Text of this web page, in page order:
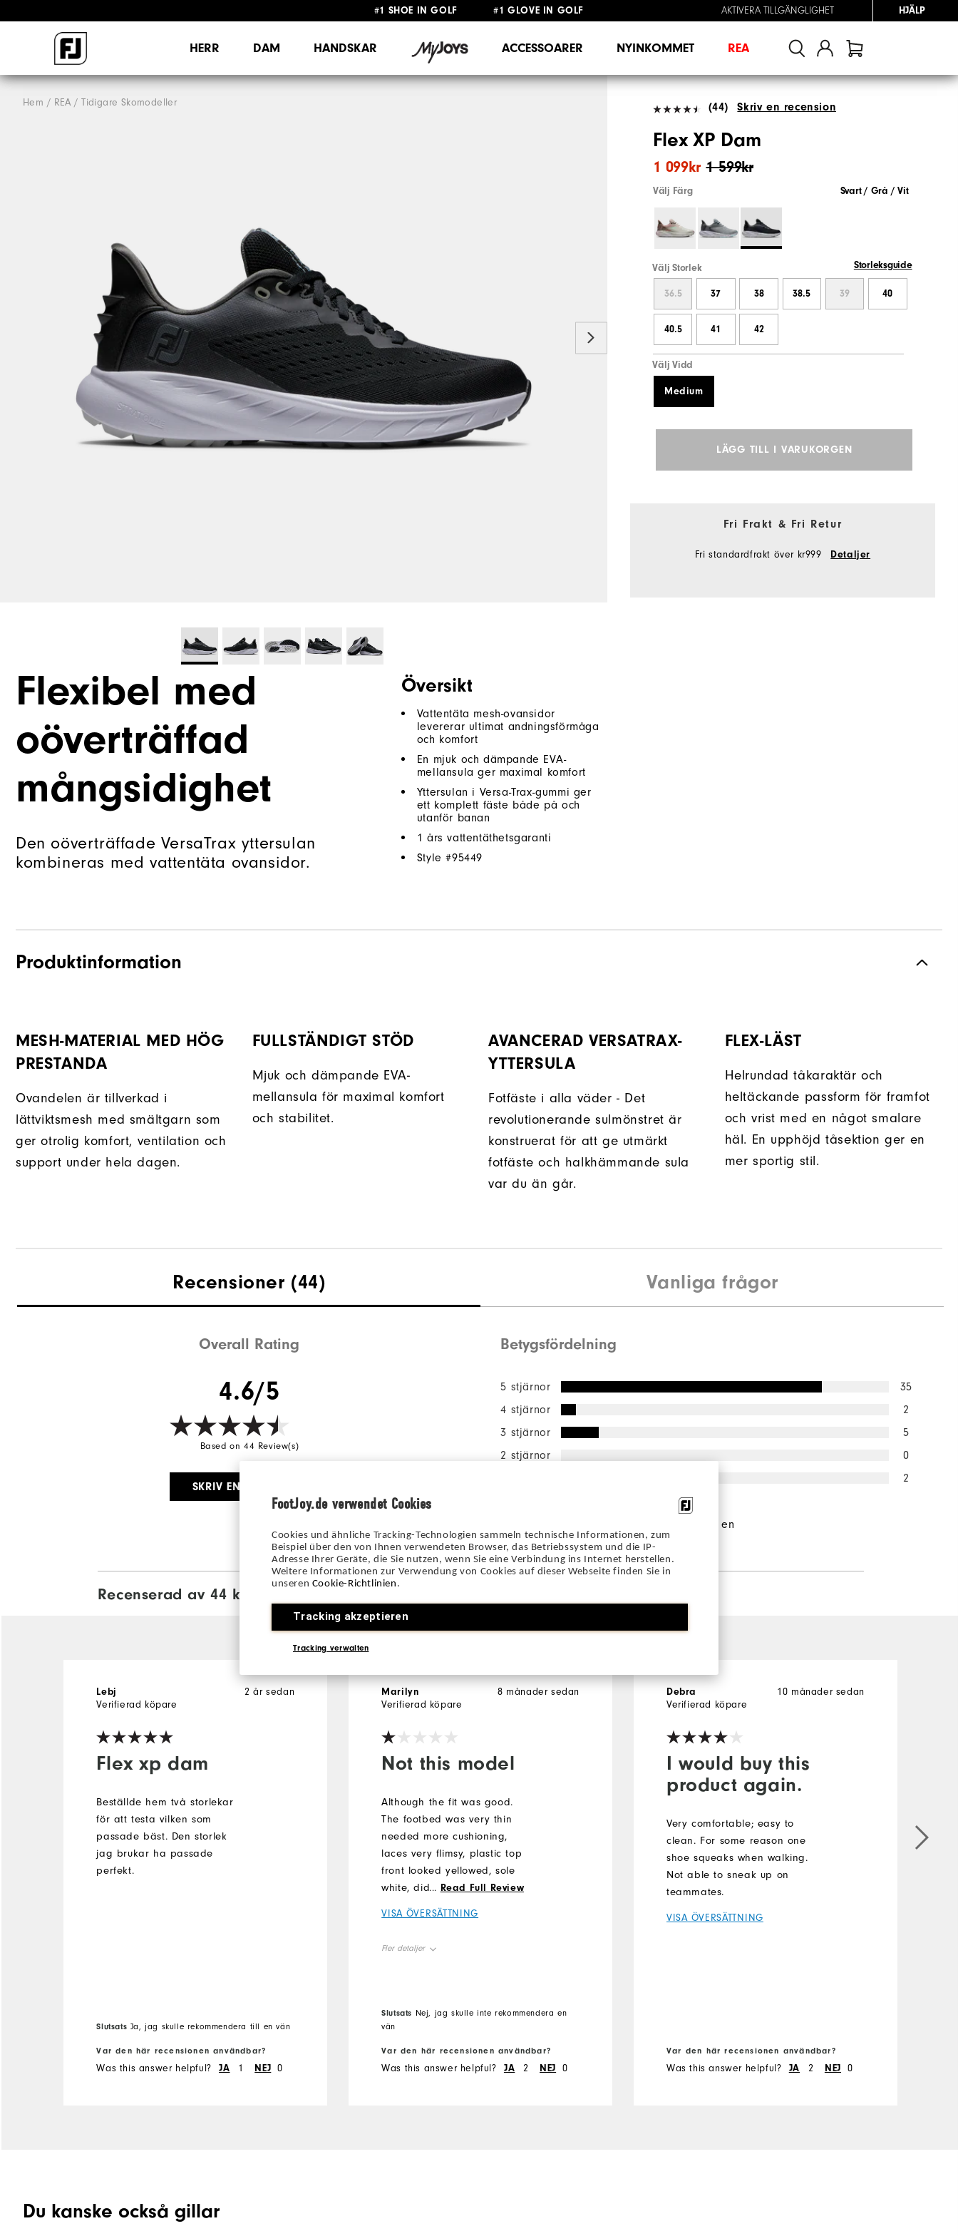
FootJoy.de verwendet Cookies
Cookies und ähnliche Tracking-Technologien sammeln technische Informationen, zum
Beispiel über den von Ihnen verwendeten Browser, das Betriebssystem und die IP-
Adresse Ihrer Geräte, die Sie nutzen, wenn Sie eine Verbindung ins Internet herstellen.
Weitere Informationen zur Verwendung von Cookies auf dieser Webseite finden Sie in
unseren Cookie-Richtlinien .
Tracking akzeptieren
Tracking verwalten
#1 SHOE IN GOLF #1 GLOVE IN GOLF
AKTIVERA TILLGÄNGLIGHET HJÄLP
HERR DAM HANDSKAR ACCESSOARER NYINKOMMET REA
Hem REA Tidigare Skomodeller (44) Skriv en recension
Flex XP Dam
1 599kr
1 099kr
Välj Färg Svart / Grå / Vit
Välj Storlek Storleksguide
36.5 37 38 38.5 39 40
40.5 41 42
Välj Vidd
Medium
LÄGG TILL I VARUKORGEN
Fri Frakt & Fri Retur
Fri standardfrakt över kr999 Detaljer
Flexibel med
oöverträffad
mångsidighet
Den oöverträffade VersaTrax yttersulan
kombineras med vattentäta ovansidor.
Översikt
Vattentäta mesh-ovansidor
levererar ultimat andningsförmåga
och komfort
En mjuk och dämpande EVA-
mellansula ger maximal komfort
Yttersulan i Versa-Trax-gummi ger
ett komplett fäste både på och
utanför banan
1 års vattentäthetsgaranti
Style #95449
Produktinformation
MESH-MATERIAL MED HÖG
PRESTANDA
Ovandelen är tillverkad i
lättviktsmesh med smältgarn som
ger otrolig komfort, ventilation och
support under hela dagen.
FULLSTÄNDIGT STÖD
Mjuk och dämpande EVA-
mellansula för maximal komfort
och stabilitet.
AVANCERAD VERSATRAX-
YTTERSULA
Fotfäste i alla väder - Det
revolutionerande sulmönstret är
konstruerat för att ge utmärkt
fotfäste och halkhämmande sula
var du än går.
FLEX-LÄST
Helrundad tåkaraktär och
heltäckande passform för framfot
och vrist med en något smalare
häl. En upphöjd tåsektion ger en
mer sportig stil.
Recensioner (44) Vanliga frågor
Overall Rating
4.6/5
Based on 44 Review(s)
SKRIV EN RECENSION
Betygsfördelning
5 stjärnor
35
4 stjärnor
2
3 stjärnor
5
2 stjärnor
0
2
av alla tillfrågade skulle
rekommendera detta för en
vän.
Recenserad av 44 kunder
Flex xp dam
2 år sedan
Lebj
Verifierad köpare
Beställde hem två storlekar
för att testa vilken som
passade bäst. Den storlek
jag brukar ha passade
perfekt.
Slutsats Ja, jag skulle rekommendera till en vän
Var den här recensionen användbar?
Was this answer helpful? JA 1 NEJ 0
Not this model
8 månader sedan
Marilyn
Verifierad köpare
Although the fit was good.
The footbed was very thin
needed more cushioning,
laces very flimsy, plastic top
front looked yellowed, sole
white, didn't match. Even
though it is your economy
shoe, foot joy quality not
... Read Full Review
VISA ÖVERSÄTTNING
Fler detaljer
Slutsats Nej, jag skulle inte rekommendera en
vän
Var den här recensionen användbar?
Was this answer helpful? JA 2 NEJ 0
I would buy this
product again.
10 månader sedan
Debra
Verifierad köpare
Very comfortable; easy to
clean. For some reason one
shoe squeaks when walking.
Not able to sneak up on
teammates.
VISA ÖVERSÄTTNING
Var den här recensionen användbar?
Was this answer helpful? JA 2 NEJ 0
Du kanske också gillar